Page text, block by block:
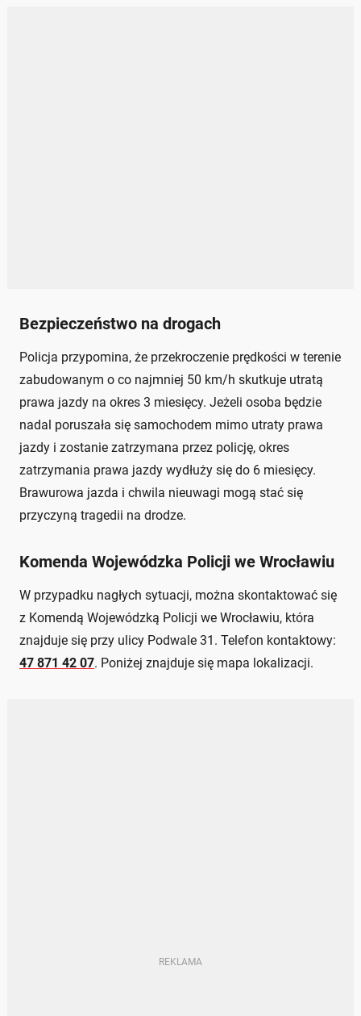
Bezpieczeństwo na drogach
Policja przypomina, że przekroczenie prędkości w terenie
zabudowanym o co najmniej 50 km/h skutkuje utratą
prawa jazdy na okres 3 miesięcy. Jeżeli osoba będzie
nadal poruszała się samochodem mimo utraty prawa
jazdy i zostanie zatrzymana przez policję, okres
zatrzymania prawa jazdy wydłuży się do 6 miesięcy.
Brawurowa jazda i chwila nieuwagi mogą stać się
przyczyną tragedii na drodze.
Komenda Wojewódzka Policji we Wrocławiu
W przypadku nagłych sytuacji, można skontaktować się
z Komendą Wojewódzką Policji we Wrocławiu, która
znajduje się przy ulicy Podwale 31. Telefon kontaktowy:
47 871 42 07. Poniżej znajduje się mapa lokalizacji.